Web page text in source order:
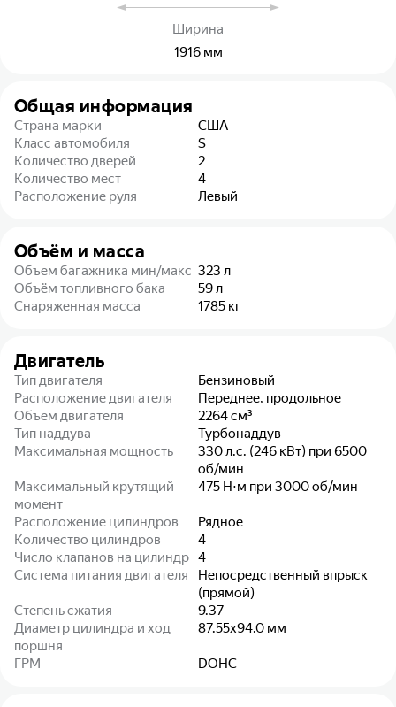
Ширина
1916 мм
Общая информация
Страна марки
США
Класс автомобиля
S
Количество дверей
2
Количество мест
4
Расположение руля
Левый
Объём и масса
Объем багажника мин/макс 323 л
Объём топливного бака
59л
Снаряженная масса
1785 кг
Двигатель
Тип двигателя
Бензиновый
Расположение двигателя
Переднее, продольное
Объем двигателя
2264см³
Тип наддува
Турбонаддув
Максимальная мощность
330 л.с. (246 кВт) при 6500
об/мин
Максимальный крутящий
момент
475 Н⋅м при 3000 об/мин
Расположение цилиндров
Рядное
Количество цилиндров
4
Число клапанов на цилиндр 4
Система питания двигателя
Непосредственный впрыск
(прямой)
Степень сжатия
9.37
Диаметр цилиндра и ход
поршня
87.55x94.0 мм
ГРМ DOHC